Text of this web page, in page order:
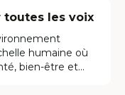
toutes les voix
humaine où
bien-être et...